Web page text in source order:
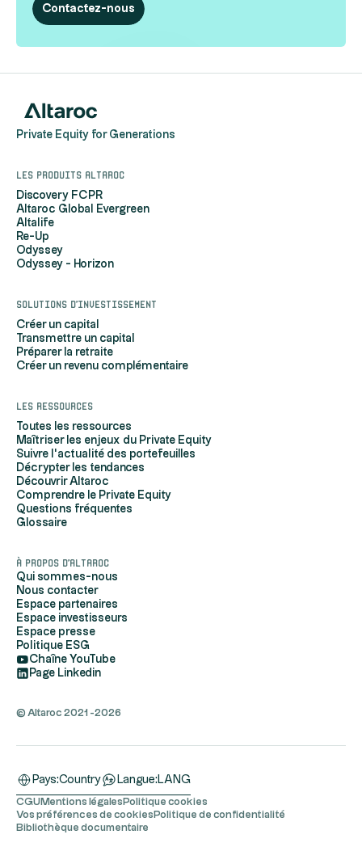
Contactez-nous
Private Equity for Generations
Les produits Altaroc
Discovery FCPR
Altaroc Global Evergreen
Altalife
Re-Up
Odyssey
Odyssey - Horizon
Solutions d'investissement
Créer un capital
Transmettre un capital
Préparer la retraite
Créer un revenu complémentaire
Les ressources
Toutes les ressources
Maîtriser les enjeux du Private Equity
Suivre l'actualité des portefeuilles
Décrypter les tendances
Découvrir Altaroc
Comprendre le Private Equity
Questions fréquentes
Glossaire
À propos d'Altaroc
Qui sommes-nous
Nous contacter
Espace partenaires
Espace investisseurs
Espace presse
Politique ESG
Chaîne YouTube
Page Linkedin
© Altaroc 2021 -2026
Pays:Country Langue: LANG
CGU Mentions légales Politique cookies
Vos préférences de cookies Politique de confidentialité
Bibliothèque documentaire